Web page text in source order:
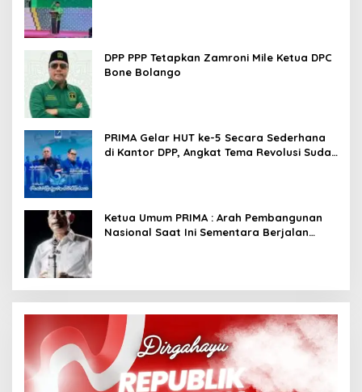
DPP PPP Tetapkan Zamroni Mile Ketua DPC
Bone Bolango
PRIMA Gelar HUT ke-5 Secara Sederhana
di Kantor DPP, Angkat Tema Revolusi Sudah
Ketua Umum PRIMA : Arah Pembangunan
Nasional Saat Ini Sementara Berjalan